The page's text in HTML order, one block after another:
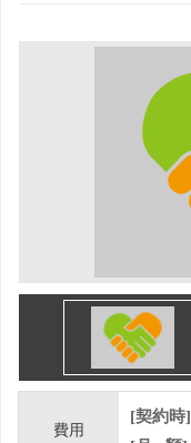
費用
[契約時]